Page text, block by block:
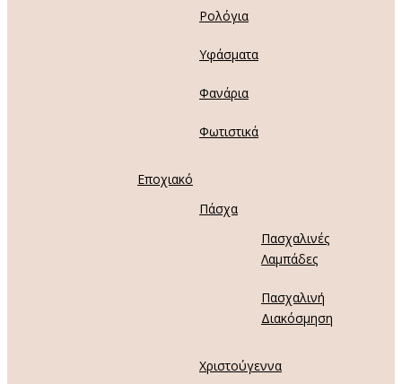
Ρολόγια
Υφάσματα
Φανάρια
Φωτιστικά
Εποχιακό
Πάσχα
Πασχαλινές
Λαμπάδες
Πασχαλινή
Διακόσμηση
Χριστούγεννα